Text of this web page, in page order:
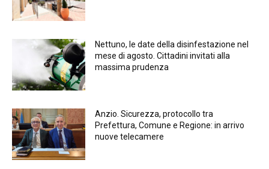
Nettuno, le date della disinfestazione nel
mese di agosto. Cittadini invitati alla
massima prudenza
Anzio. Sicurezza, protocollo tra
Prefettura, Comune e Regione: in arrivo
nuove telecamere